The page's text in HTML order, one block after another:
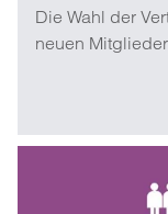
Die Wahl der
neuen